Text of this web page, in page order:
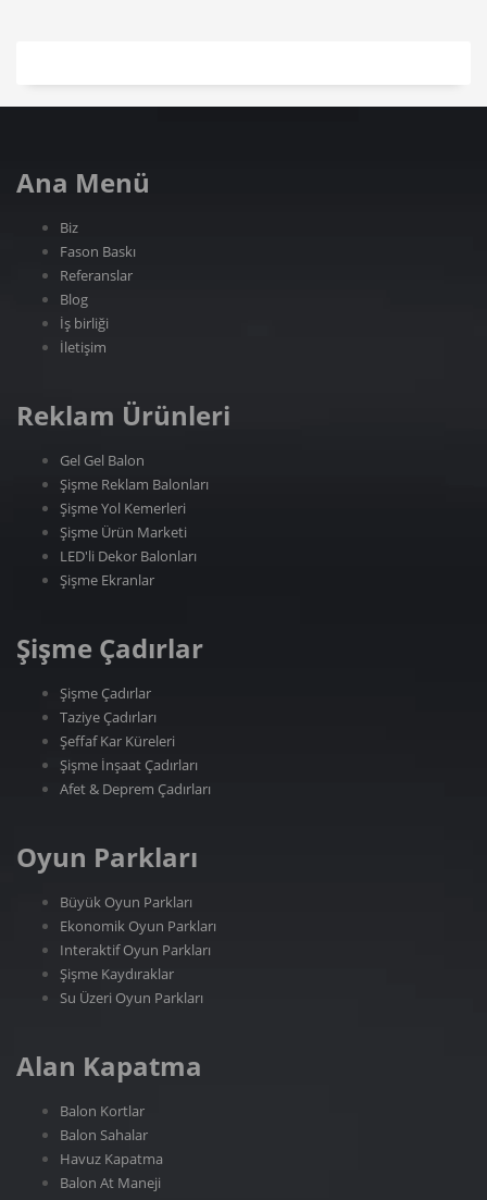
Ana Menü
Biz
Fason Baskı
Referanslar
Blog
İş birliği
İletişim
Reklam Ürünleri
Gel Gel Balon
Şişme Reklam Balonları
Şişme Yol Kemerleri
Şişme Ürün Marketi
LED'li Dekor Balonları
Şişme Ekranlar
Şişme Çadırlar
Şişme Çadırlar
Taziye Çadırları
Şeffaf Kar Küreleri
Şişme İnşaat Çadırları
Afet & Deprem Çadırları
Oyun Parkları
Büyük Oyun Parkları
Ekonomik Oyun Parkları
Interaktif Oyun Parkları
Şişme Kaydıraklar
Su Üzeri Oyun Parkları
Alan Kapatma
Balon Kortlar
Balon Sahalar
Havuz Kapatma
Balon At Maneji